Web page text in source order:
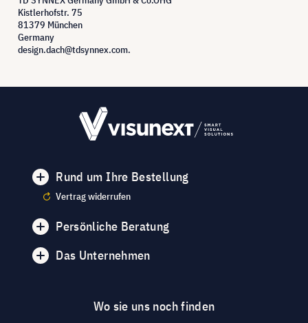
Kistlerhofstr. 75
81379 München
Germany
design.dach@tdsynnex.com.
Rund um Ihre Bestellung
Vertrag widerrufen
Persönliche Beratung
Das Unternehmen
Wo sie uns noch finden